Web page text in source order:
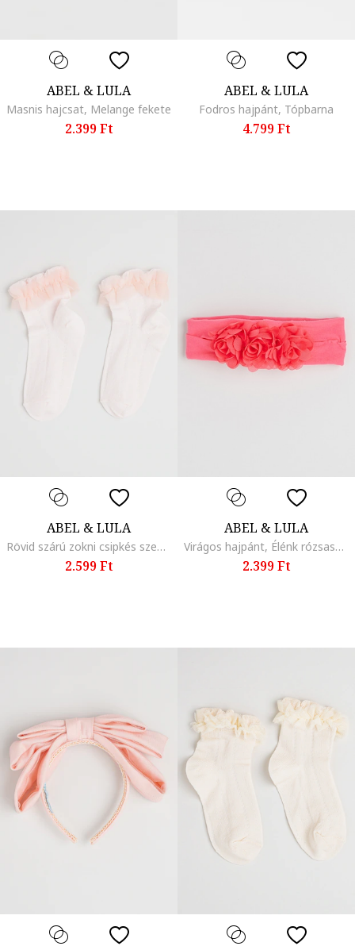
ABEL & LULA
Masnis hajcsat, Melange fekete
2.399 Ft
ABEL & LULA
Fodros hajpánt, Tópbarna
4.799 Ft
ABEL & LULA
Rövid szárú zokni csipkés szegéllyel, Halvány rózsaszín
2.599 Ft
ABEL & LULA
Virágos hajpánt, Élénk rózsaszín
2.399 Ft